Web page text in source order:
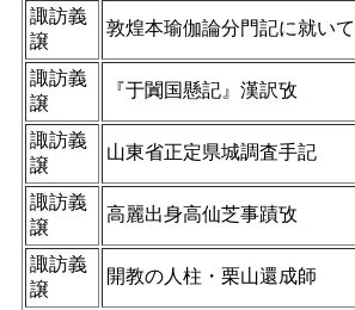
諏訪義
譲
敦煌本瑜伽論分門記に就いて
諏訪義
譲
『于闐国懸記』漢訳攷
諏訪義
譲
山東省正定県城調査手記
諏訪義
譲
高麗出身高仙芝事蹟攷
諏訪義
譲
開教の人柱・栗山還成師